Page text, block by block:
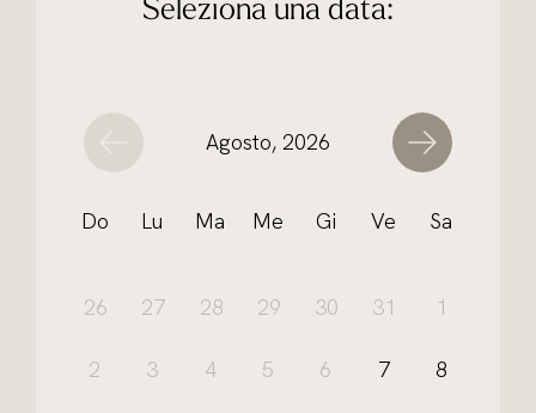
Seleziona una data:
Agosto, 2026
Do Lu Ma Me Gi Ve Sa
26 27 28 29 30 31 1
2 3 4 5 6 7 8